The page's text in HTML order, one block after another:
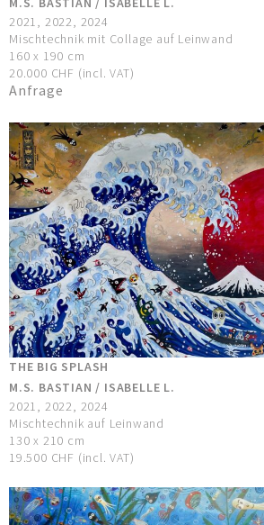
2021, 2022, 2024
Mischtechnik mit Collage auf Leinwand
160 x 190 cm
20.000 CHF (incl. VAT)
Anfrage
THE BIG SPLASH
M.S. BASTIAN / ISABELLE L.
2021, 2022, 2024
Mischtechnik auf Leinwand
130 x 210 cm
19.500 CHF (incl. VAT)